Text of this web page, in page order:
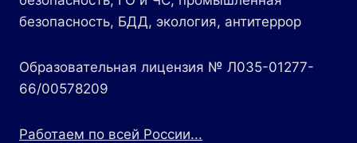
безопасность, БДД, экология, антитеррор
Образовательная лицензия № Л035-01277-
66/00578209
Работаем по всей России...